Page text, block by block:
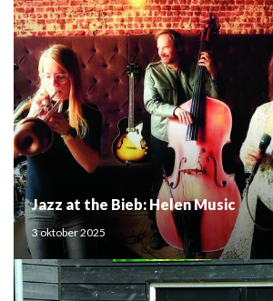
Jazz at the Bieb: Helen Music
3 oktober 2025